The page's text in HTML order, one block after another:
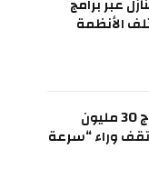
عبر برامج
الأنظمة
إنجاز GAC Group بإنتاج 30 مليون
تقف وراء “سرعة